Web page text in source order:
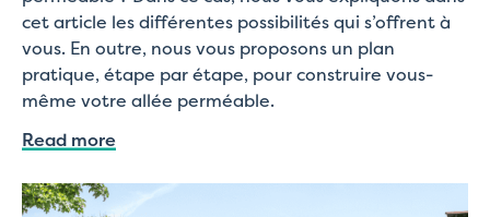
cet article les différentes possibilités qui s’offrent à
vous. En outre, nous vous proposons un plan
pratique, étape par étape, pour construire vous-
même votre allée perméable.
Read more